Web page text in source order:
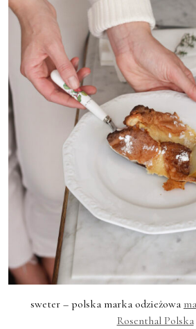
sweter – polska marka odzieżowa
Rosenthal Polska